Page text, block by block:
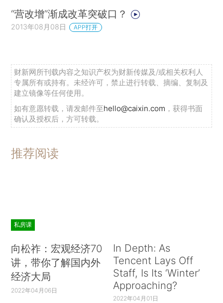
“营改增”渐成改革突破口？
2013年08月08日 APP打开
财新网所刊载内容之知识产权为财新传媒及/或相关权利人
专属所有或持有。未经许可，禁止进行转载、摘编、复制及
建立镜像等任何使用。
如有意愿转载，请发邮件至hello@caixin.com ，获得书面
确认及授权后，方可转载。
推荐阅读
私房课
向松祚：宏观经济70
讲，带你了解国内外
经济大局
2022年04月06日
In Depth: As
Tencent Lays Off
Staff, Is Its ‘Winter’
Approaching?
2022年04月01日